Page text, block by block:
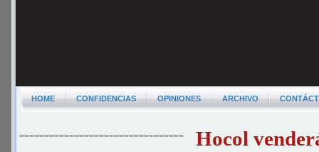
HOME CONFIDENCIAS OPINIONES ARCHIVO
––––––––––––––––––––––––––––––––– Hocol